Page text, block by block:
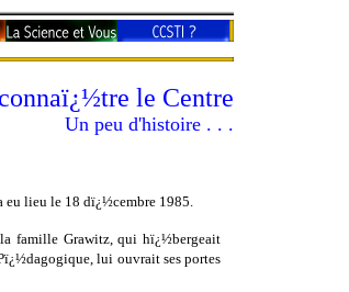
le Centre
Un peu d'histoire . . .
eu lieu le 18 dï¿½cembre 1985.
famille Grawitz, qui hï¿½bergeait
lui ouvrait ses portes